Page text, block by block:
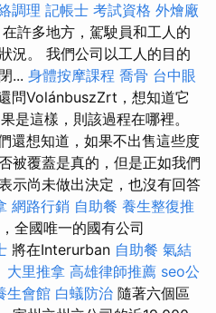
調理 記帳士 考試資格 外燴廠
許多地方，駕駛員和工人的
況。 我們公司以工人的目的
... 身體按摩課程 喬骨 台中眼
問VolánbuszZrt，想知道它
是這樣，則該過程在哪裡。
還想知道，如果不出售這些度
被覆蓋是真的，但是正如我們
示尚未做出決定，也沒有回答
網路行銷 自助餐 養生整復推
全國唯一的國有公司
將在Interurban 自助餐 氣結
大里推拿 高雄律師推薦 seo公
生會館 白蟻防治 隨著六個區